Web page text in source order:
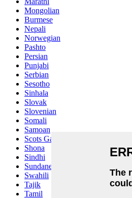
Mongolian
Burmese
Nepali
Norwegian
Pashto
Persian
Punjabi
Serbian
Sesotho
Sinhala
Slovak
Slovenian
Somali
Samoan
Scots Gaelic
Shona
Sindhi
Sundanese
Swahili
Tajik
Tamil